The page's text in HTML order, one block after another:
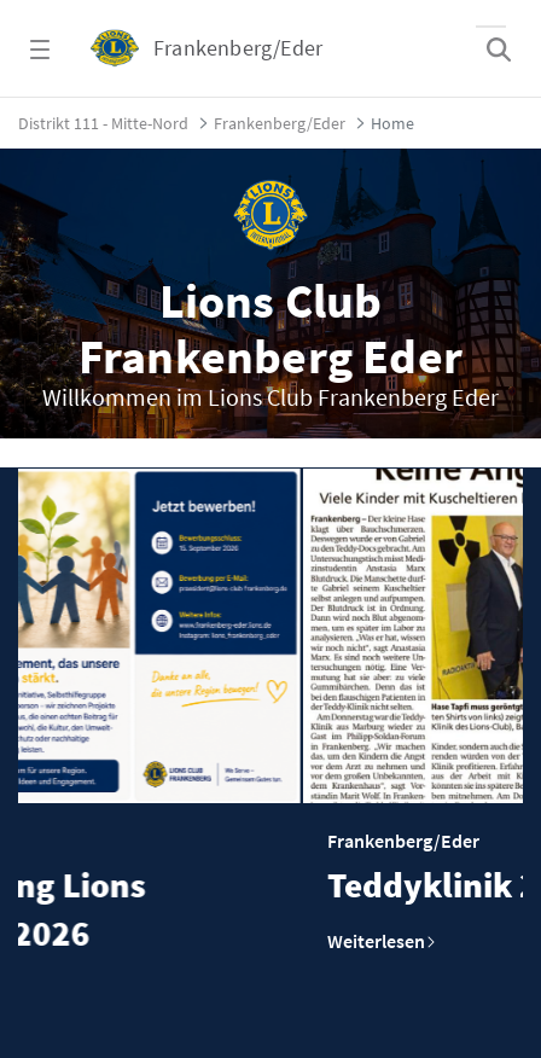
Frankenberg/Eder
Home - Frankenberg/Eder
Distrikt 111 - Mitte-Nord Frankenberg/Eder Home
Lions Club
Frankenberg Eder
Willkommen im Lions Club Frankenberg Eder
Teddyklinik 2026 Presse
Weiterlesen